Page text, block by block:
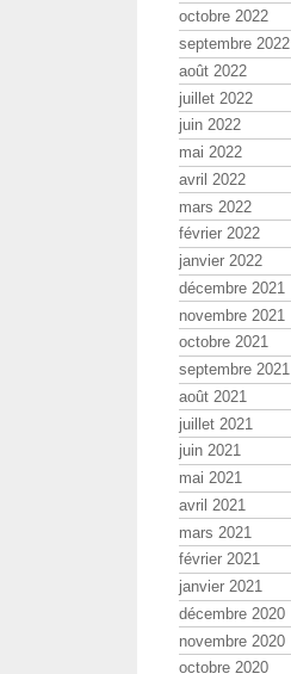
octobre 2022
septembre 2022
août 2022
juillet 2022
juin 2022
mai 2022
avril 2022
mars 2022
février 2022
janvier 2022
décembre 2021
novembre 2021
octobre 2021
septembre 2021
août 2021
juillet 2021
juin 2021
mai 2021
avril 2021
mars 2021
février 2021
janvier 2021
décembre 2020
novembre 2020
octobre 2020